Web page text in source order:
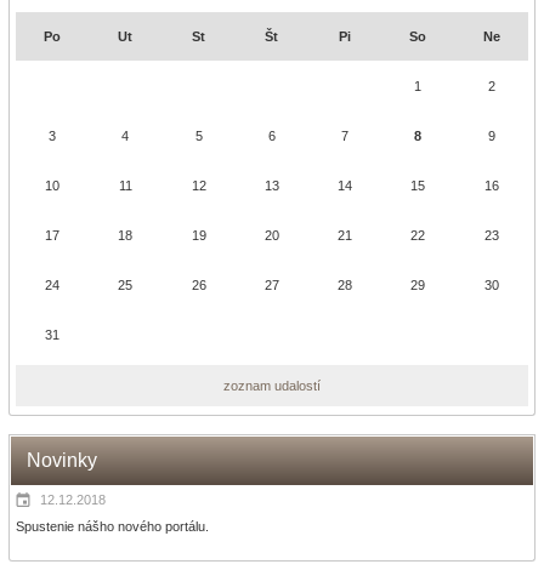
Po Ut St Št Pi So Ne
1 2
3 4 5 6 7 8 9
10 11 12 13 14 15 16
17 18 19 20 21 22 23
24 25 26 27 28 29 30
31
zoznam udalostí
Novinky
12.12.2018
Spustenie nášho nového portálu.